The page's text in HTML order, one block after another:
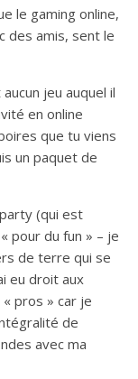
le gaming online,
des amis, sent le
aucun jeu auquel il
en online
que tu viens
un paquet de
(qui est
pour du fun » – je
de terre qui se
eu droit aux
pros » car je
de
avec ma